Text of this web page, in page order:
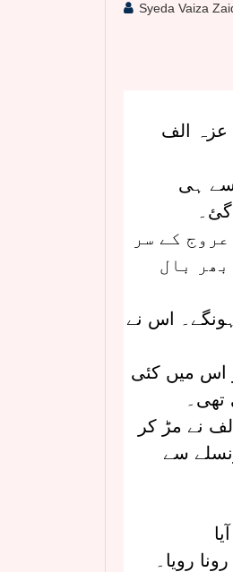
Syeda Vaiza
عزہ الف
ہی
کے سر
بال
ہونگے۔ اس نے
اس میں کئی
نے مڑ کر
سے
رویا۔